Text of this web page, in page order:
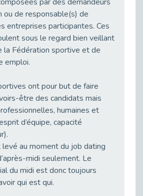
L’équipe de Cap Emploi 92 s’agrandit : Bienvenue à Charmila, Khoudia et Fadila !
[RETOUR SUR] Une session de recrutement inclusive réussie à Asnières !
Cap Emploi 92 s'engage pour la santé mentale : La formation PSSM au cœur de l'accompagnement
Journée mondiale de la maladie de Parkinson : Mieux comprendre pour mieux accompagner
ou de responsable(s) de
entreprises participantes. Ces
sous le regard bien veillant
la Fédération sportive et de
emploi.
ont pour but de faire
être des candidats mais
humaines et
d’équipe, capacité
levé au moment du job dating
midi seulement. Le
du midi est donc toujours
qui est qui.